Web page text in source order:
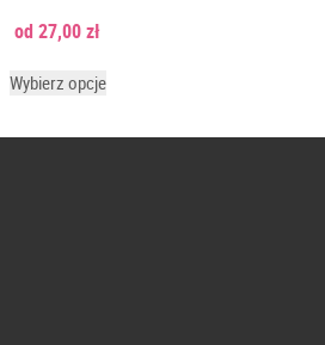
27,00zł
Wybierz opcje